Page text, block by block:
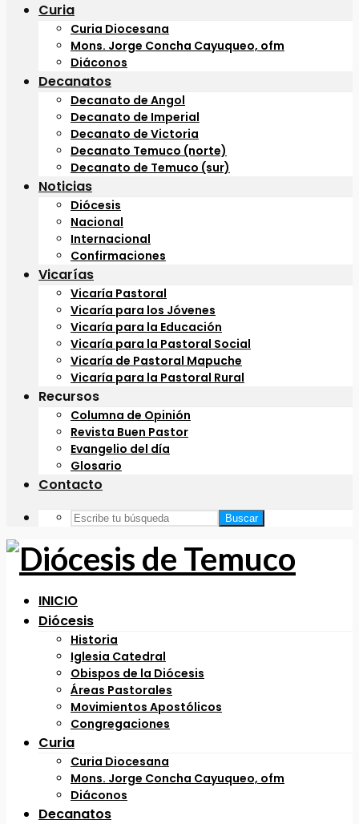
Curia
Curia Diocesana
Mons. Jorge Concha Cayuqueo, ofm
Diáconos
Decanatos
Decanato de Angol
Decanato de Imperial
Decanato de Victoria
Decanato Temuco (norte)
Decanato de Temuco (sur)
Noticias
Diócesis
Nacional
Internacional
Confirmaciones
Vicarías
Vicaría Pastoral
Vicaría para los Jóvenes
Vicaría para la Educación
Vicaría para la Pastoral Social
Vicaría de Pastoral Mapuche
Vicaría para la Pastoral Rural
Recursos
Columna de Opinión
Revista Buen Pastor
Evangelio del día
Glosario
Contacto
Buscar
INICIO
Diócesis
Historia
Iglesia Catedral
Obispos de la Diócesis
Áreas Pastorales
Movimientos Apostólicos
Congregaciones
Curia
Curia Diocesana
Mons. Jorge Concha Cayuqueo, ofm
Diáconos
Decanatos